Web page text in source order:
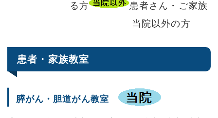
る方
患者さん・ご家族
当院以外の方
患者・家族教室
膵がん・胆道がん教室